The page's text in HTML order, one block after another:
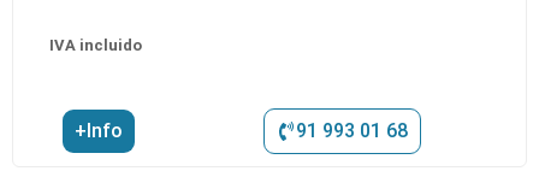
IVA incluido
+Info 91 993 01 68